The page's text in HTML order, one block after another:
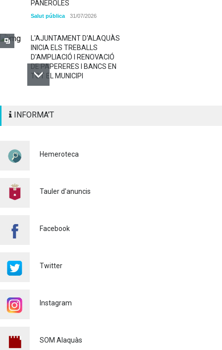
PANEROLES
Salut pública 31/07/2026
L'AJUNTAMENT D'ALAQUÀS
INICIA ELS TREBALLS
D'AMPLIACIÓ I RENOVACIÓ
DE PAPERERES I BANCS EN
TOT EL MUNICIPI
SENYALITZACIÓ
Policia 29/07/2026
A CONTROLAR LA
A ALAQUÀS
L'ESCOLA D'ESTIU, AL
INFORMA'T
Hemeroteca
Tauler d'anuncis
Facebook
Twitter
Instagram
SOM Alaquàs